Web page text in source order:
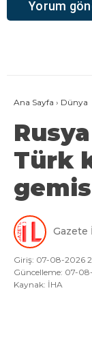
Ana Sayfa › Dünya
Türk
Gazete
Giriş: 07-08-2026
Güncelleme: 07-
Kaynak: İHA